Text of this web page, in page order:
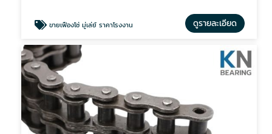
ขายเฟืองโซ่ มู่เล่ย์ ราคาโรงงาน ดูรายละเอียด